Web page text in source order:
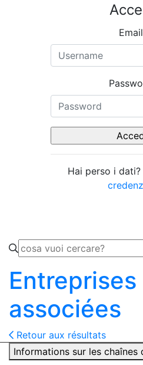
Hai perso i dati?
Entreprises
associées
Retour aux résultats
Informations sur les chaînes